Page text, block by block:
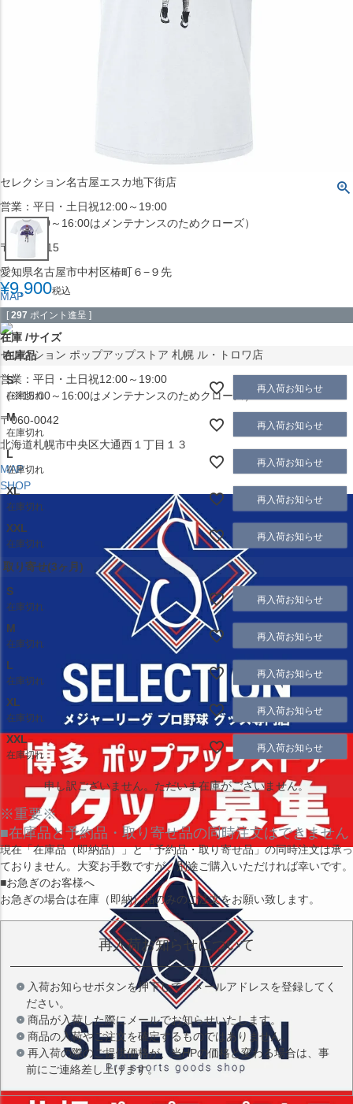
セレクション名古屋エスカ地下街店
営業：平日・土日祝12:00～19:00
（※15:00～16:00はメンテナンスのためクローズ）
〒453-0015
愛知県名古屋市中村区椿町６−９先
MAP
SHOP
セレクション ポップアップストア 札幌 ル・トロワ店
営業：平日・土日祝12:00～19:00
（※15:00～16:00はメンテナンスのためクローズ）
〒060-0042
北海道札幌市中央区大通西１丁目１３
MAP
SHOP
¥9,900税込
[ 297 ポイント進呈 ]
在庫 サイズ
在庫品
S
在庫切れ
再入荷お知らせ
M
在庫切れ
再入荷お知らせ
L
在庫切れ
再入荷お知らせ
XL
在庫切れ
再入荷お知らせ
XXL
在庫切れ
再入荷お知らせ
取り寄せ(3ヶ月)
S
在庫切れ
再入荷お知らせ
M
在庫切れ
再入荷お知らせ
L
在庫切れ
再入荷お知らせ
XL
在庫切れ
再入荷お知らせ
XXL
在庫切れ
再入荷お知らせ
申し訳ございません。ただいま在庫がございません。
※重要※
■在庫品と予約品・取り寄せ品の同時注文はできません
現在「在庫品（即納品）」と「予約品・取り寄せ品」の同時注文は承っ
ておりません。大変お手数ですが、別途ご購入いただければ幸いです。
■お急ぎのお客様へ
お急ぎの場合は在庫（即納）品のみのご注文をお願い致します。
再入荷お知らせについて
入荷お知らせボタンを押下して、メールアドレスを登録してく
ださい。
商品が入荷した際にメールでお知らせいたします。
商品の入荷やご注文を確定するものではありません。
再入荷の際のご提供価格が、当HPの価格と変わる場合は、事
前にご連絡差し上げます。